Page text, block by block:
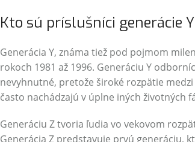
Kto sú príslušníci generácie
Generácia Y, známa tiež pod pojmom
rokoch 1981 až 1996. Generáciu Y
nevyhnutné, pretože široké rozpätie
často nachádzajú v úplne iných životných
Generáciu Z tvoria ľudia vo vekovom
Generácia Z predstavuje prvú generáciu,